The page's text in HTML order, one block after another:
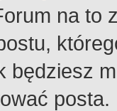
na to
będziesz
posta.